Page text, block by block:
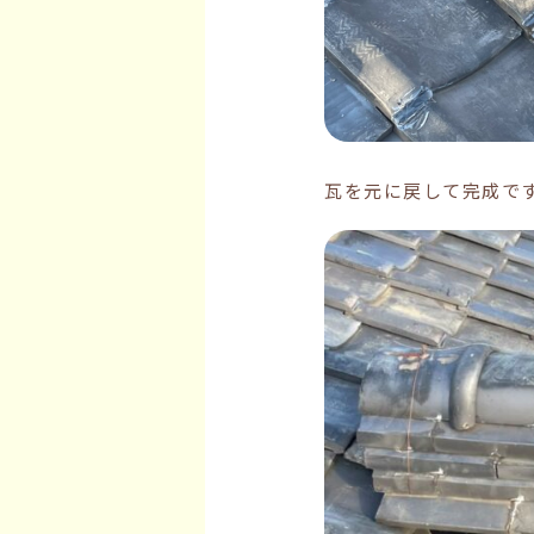
瓦を元に戻して完成で